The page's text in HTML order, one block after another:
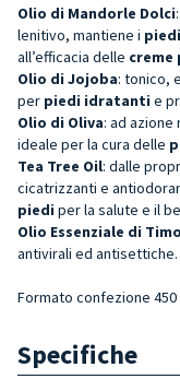
Olio di Mandorle Dolci
lenitivo, mantiene i
all’efficacia delle creme
Olio di Jojoba: tonico,
per piedi idratanti e
Olio di Oliva: ad
ideale per la cura delle
Tea Tree Oil: dalle
cicatrizzanti e
piedi per la salute e il
Olio Essenziale di
antivirali ed antisettiche.
Formato confezione 450
Specifiche